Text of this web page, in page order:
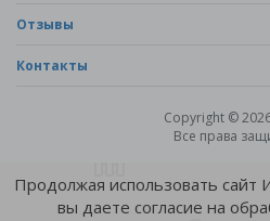
Отзывы
Контакты
Copyright ©
Все права
Продолжая использовать сайт
вы даете согласие на